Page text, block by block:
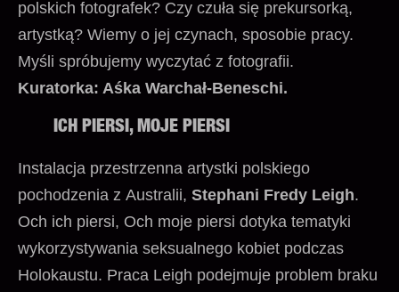
polskich fotografek? Czy czuła się prekursorką,
artystką? Wiemy o jej czynach, sposobie pracy.
Myśli spróbujemy wyczytać z fotografii.
Kuratorka: Aśka Warchał-Beneschi.
ICH PIERSI, MOJE PIERSI
Instalacja przestrzenna artystki polskiego
pochodzenia z Australii, Stephani Fredy Leigh.
Och ich piersi, Och moje piersi dotyka tematyki
wykorzystywania seksualnego kobiet podczas
Holokaustu. Praca Leigh podejmuje problem braku